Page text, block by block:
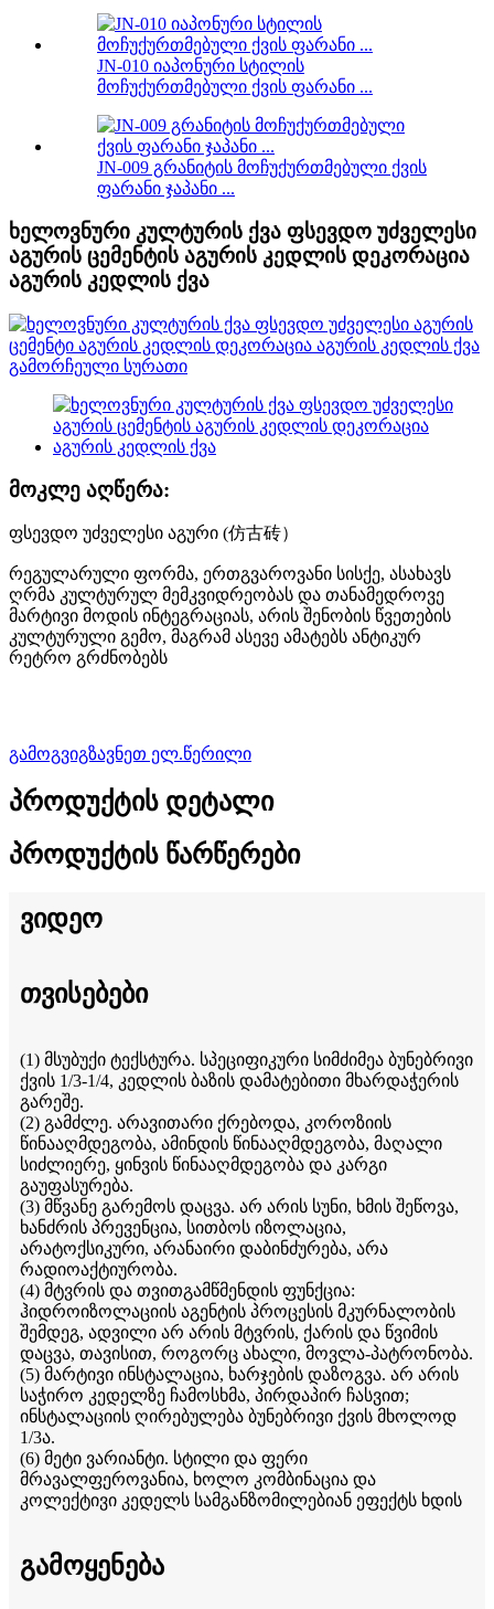
JN-010 იაპონური სტილის
მოჩუქურთმებული ქვის ფარანი ...
JN-009 გრანიტის მოჩუქურთმებული ქვის
ფარანი ჯაპანი ...
ხელოვნური კულტურის ქვა ფსევდო უძველესი
აგურის ცემენტის აგურის კედლის დეკორაცია
აგურის კედლის ქვა
მოკლე აღწერა:
ფსევდო უძველესი აგური (仿古砖）
რეგულარული ფორმა, ერთგვაროვანი სისქე, ასახავს
ღრმა კულტურულ მემკვიდრეობას და თანამედროვე
მარტივი მოდის ინტეგრაციას, არის შენობის წვეთების
კულტურული გემო, მაგრამ ასევე ამატებს ანტიკურ
რეტრო გრძნობებს
გამოგვიგზავნეთ ელ.წერილი
პროდუქტის დეტალი
პროდუქტის წარწერები
ვიდეო
თვისებები
(1) მსუბუქი ტექსტურა. სპეციფიკური სიმძიმეა ბუნებრივი
ქვის 1/3-1/4, კედლის ბაზის დამატებითი მხარდაჭერის
გარეშე.
(2) გამძლე. არავითარი ქრებოდა, კოროზიის
წინააღმდეგობა, ამინდის წინააღმდეგობა, მაღალი
სიძლიერე, ყინვის წინააღმდეგობა და კარგი
გაუფასურება.
(3) მწვანე გარემოს დაცვა. არ არის სუნი, ხმის შეწოვა,
ხანძრის პრევენცია, სითბოს იზოლაცია,
არატოქსიკური, არანაირი დაბინძურება, არა
რადიოაქტიურობა.
(4) მტვრის და თვითგამწმენდის ფუნქცია:
ჰიდროიზოლაციის აგენტის პროცესის მკურნალობის
შემდეგ, ადვილი არ არის მტვრის, ქარის და წვიმის
დაცვა, თავისით, როგორც ახალი, მოვლა-პატრონობა.
(5) მარტივი ინსტალაცია, ხარჯების დაზოგვა. არ არის
საჭირო კედელზე ჩამოსხმა, პირდაპირ ჩასვით;
ინსტალაციის ღირებულება ბუნებრივი ქვის მხოლოდ
1/3ა.
(6) მეტი ვარიანტი. სტილი და ფერი
მრავალფეროვანია, ხოლო კომბინაცია და
კოლექტივი კედელს სამგანზომილებიან ეფექტს ხდის
გამოყენება